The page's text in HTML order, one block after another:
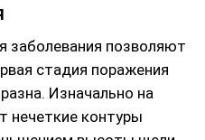
заболевания позволяют
стадия поражения
Изначально на
нечеткие контуры